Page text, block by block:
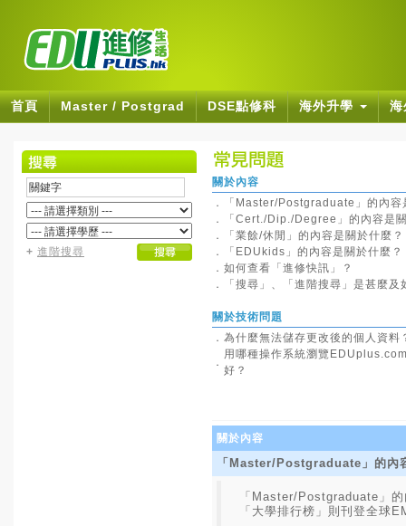
首頁 Master / Postgrad DSE點修科 海外升學
+ 進階搜尋
關於內容
．
「Master/Postgraduate」的內容
．
「Cert./Dip./Degree」的內容是
．
「業餘/休閒」的內容是關於什麼？
．
「EDUkids」的內容是關於什麼？
． 如何查看「進修快訊」？
．
「搜尋」、「進階搜尋」是甚麼及
關於技術問題
． 為什麼無法儲存更改後的個人資料
．
用哪種操作系統瀏覽
好？
關於內容
「Master/Postgraduate」的內
「Master/Postgraduate」
「大學排行榜」則刊登全球